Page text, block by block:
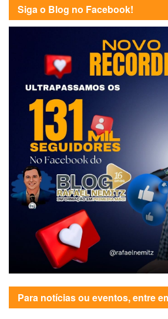
Siga o Blog no Facebook!
Para notícias ou eventos, entre